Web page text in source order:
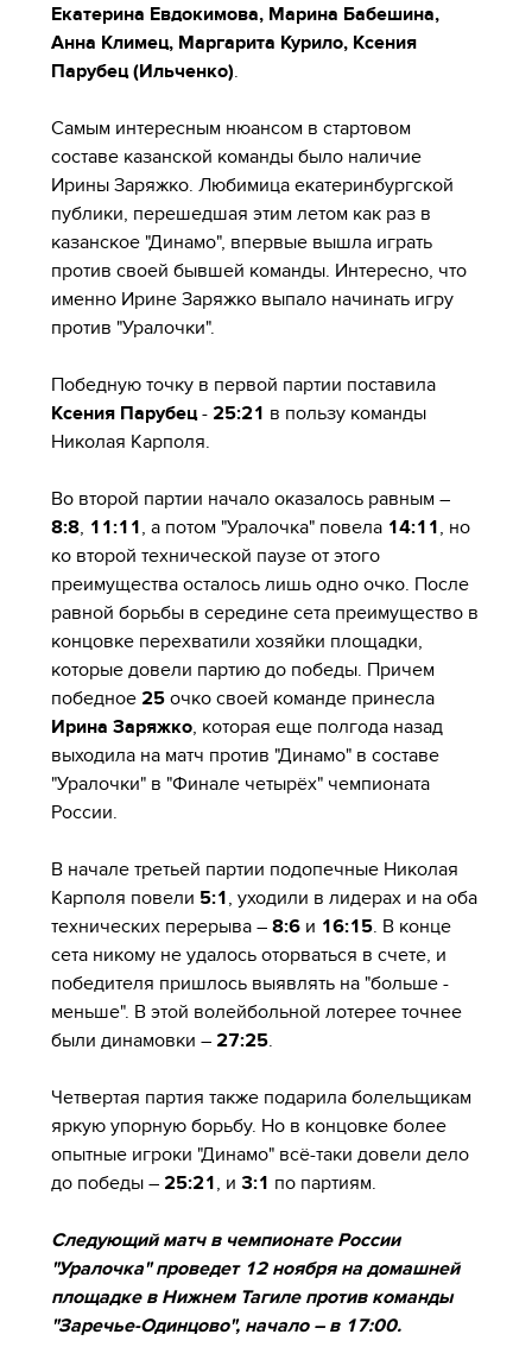
Екатерина Евдокимова, Марина Бабешина,
Анна Климец, Маргарита Курило, Ксения
Парубец (Ильченко).
Самым интересным нюансом в стартовом
составе казанской команды было наличие
Ирины Заряжко. Любимица екатеринбургской
публики, перешедшая этим летом как раз в
казанское "Динамо", впервые вышла играть
против своей бывшей команды. Интересно, что
именно Ирине Заряжко выпало начинать игру
против "Уралочки".
Победную точку в первой партии поставила
Ксения Парубец- 25:21 в пользу команды
Николая Карполя.
Во второй партии начало оказалось равным –
8:8, 11:11, а потом "Уралочка" повела 14:11, но
ко второй технической паузе от этого
преимущества осталось лишь одно очко. После
равной борьбы в середине сета преимущество в
концовке перехватили хозяйки площадки,
которые довели партию до победы. Причем
победное 25очко своей команде принесла
Ирина Заряжко, которая еще полгода назад
выходила на матч против "Динамо" в составе
"Уралочки" в "Финале четырёх" чемпионата
России.
В начале третьей партии подопечные Николая
Карполя повели 5:1, уходили в лидерах и на оба
технических перерыва – 8:6и 16:15. В конце
сета никому не удалось оторваться в счете, и
победителя пришлось выявлять на "больше -
меньше". В этой волейбольной лотерее точнее
были динамовки – 27:25.
Четвертая партия также подарила болельщикам
яркую упорную борьбу. Но в концовке более
опытные игроки "Динамо" всё-таки довели дело
до победы – 25:21, и 3:1 по партиям.
Следующий матч в чемпионате России
"Уралочка" проведет 12 ноября на домашней
площадке в Нижнем Тагиле против команды
"Заречье-Одинцово", начало – в 17:00.